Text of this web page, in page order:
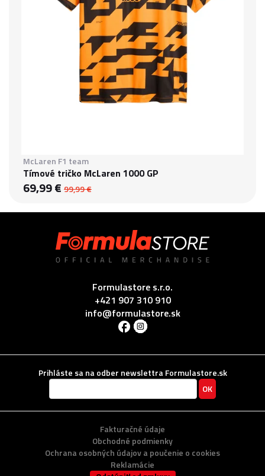
McLaren F1 team
Tímové tričko McLaren 1000 GP
69,99 € 99,99 €
Formulastore s.r.o.
+421 907 310 910
info@formulastore.sk
Prihláste sa na odber newslettra Formulastore.sk
Fakturačné údaje
Obchodné podmienky
Ochrana osobných údajov a poučenie o cookies
Reklamácie